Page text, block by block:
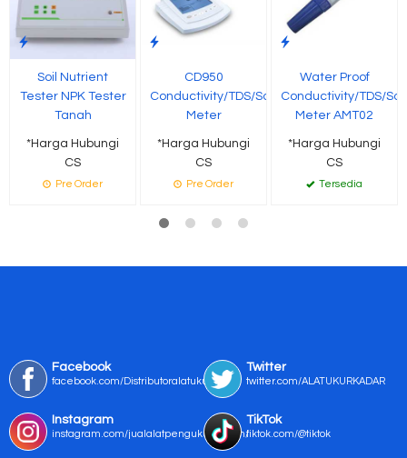
Soil Nutrient
Tester NPK Tester
Tanah
*Harga Hubungi
CS
Pre Order
CD950
Conductivity/TDS/Salinity/Temp
Meter
*Harga Hubungi
CS
Pre Order
Water Proof
Conductivity/TDS/
Meter AMT02
*Harga Hubungi
CS
Tersedia
Facebook
facebook.com/Distributoralatukur
Twitter
twitter.com/ALATUKURKADAR
Instagram
instagram.com/jualalatpengukurmurah/
TikTok
tiktok.com/@tiktok